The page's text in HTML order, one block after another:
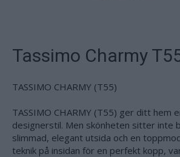
Tassimo Charmy
TASSIMO CHARMY (T55)
TASSIMO CHARMY (T55) ger ditt hem
designerstil. Men skönheten sitter inte
slimmad, elegant utsida och en
teknik på insidan för en perfekt kopp,